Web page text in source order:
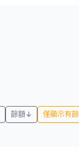
餘額↓ 僅顯示有